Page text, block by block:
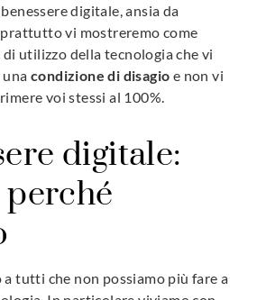
digitale, ansia da
vi mostreremo come
utilizzo della tecnologia che vi
una condizione di disagio e non vi
voi stessi al 100%.
digitale:
perché
a tutti che non possiamo più fare a